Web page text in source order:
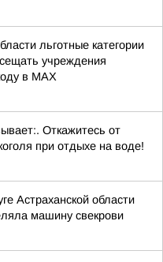
льготные категории
учреждения
в МАХ
Откажитесь от
при отдыхе на воде!
Астраханской области
машину свекрови